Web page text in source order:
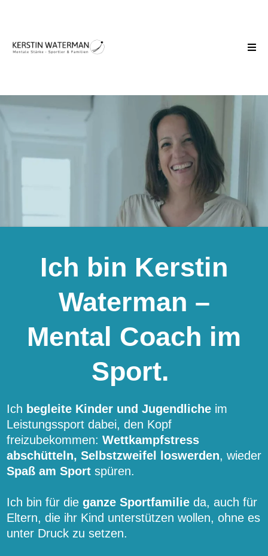
Ich bin Kerstin
Waterman –
Mental Coach im
Sport.
Ich begleite Kinder und Jugendliche im
Leistungssport dabei, den Kopf
freizubekommen: Wettkampfstress
abschütteln, Selbstzweifel loswerden, wieder
Spaß am Sport spüren.
Ich bin für die ganze Sportfamilie da, auch für
Eltern, die ihr Kind unterstützen wollen, ohne es
unter Druck zu setzen.